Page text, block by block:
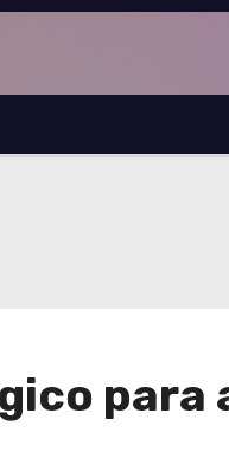
para